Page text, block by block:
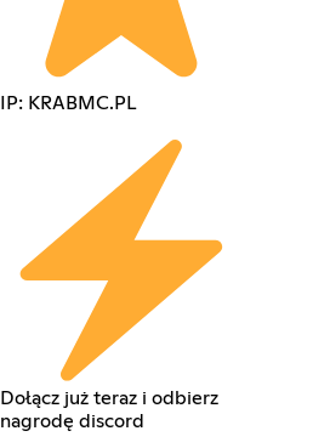
IP: KRABMC.PL
Dołącz już teraz i odbierz
nagrodę discord